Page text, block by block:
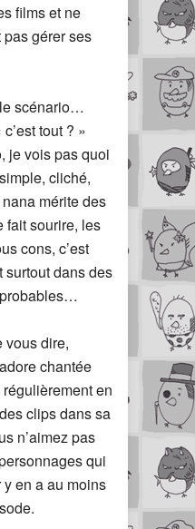
films et ne
gérer ses
scénario…
tout ? »
je vois pas quoi
cliché,
mérite des
fait sourire, les
cons, c’est
surtout dans des
vous dire,
chantée
en
clips dans sa
n’aimez pas
qui
en a au moins